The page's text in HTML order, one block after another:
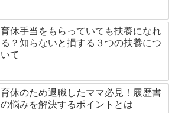
育休手当をもらっていても扶養になれ
る？知らないと損する３つの扶養につ
いて
育休のため退職したママ必見！履歴書
の悩みを解決するポイントとは